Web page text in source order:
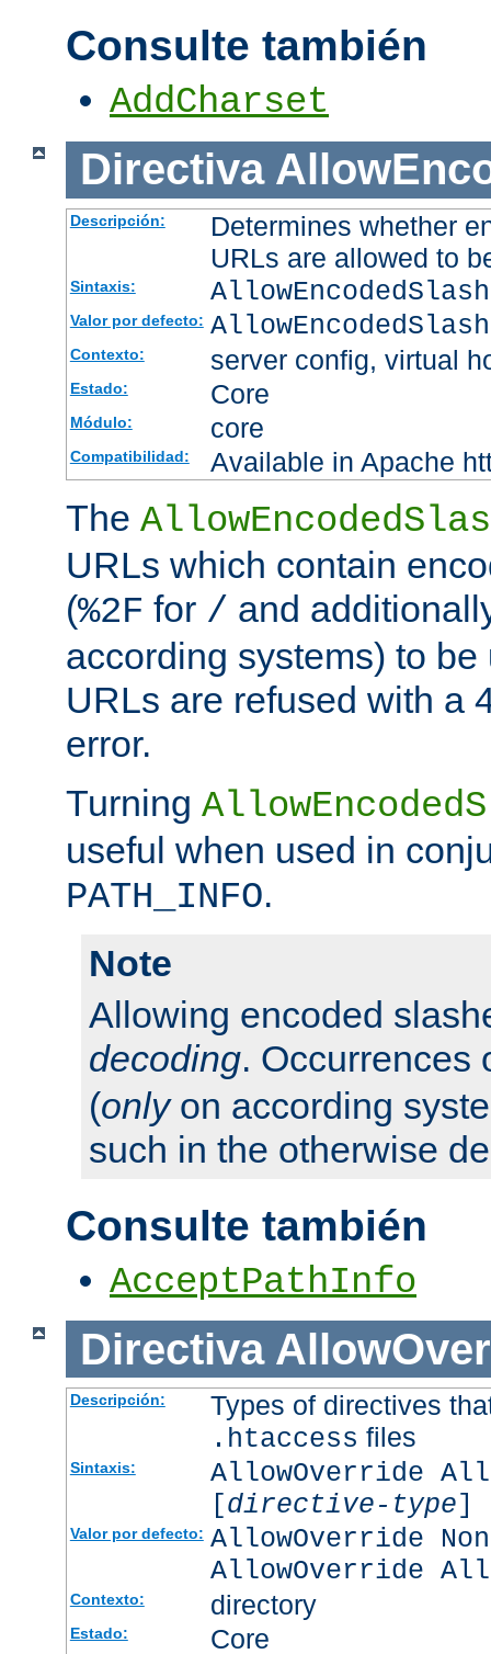
Consulte también
AddCharset
Directiva
Descripción:
Determines whether
URLs are allowed to
Sintaxis:
Valor por defecto:
Contexto: server config, virtual
Estado: Core
Módulo: core
Compatibilidad: Available in Apache
The
URLs which contain
(%2F for / and
according systems) to
URLs are refused with a
error.
Turning
useful when used in
PATH_INFO.
Note
Allowing encoded
decoding. Occurrences
(onlyon according
such in the otherwise
Consulte también
AcceptPathInfo
Directiva
Descripción: Types of directives
.htaccess files
Sintaxis:
AllowOverride
[directive-type]
Valor por defecto: AllowOverride
AllowOverride
Contexto: directory
Estado: Core